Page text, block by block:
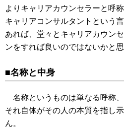
よりキャリアカウンセラーと呼
キャリアコンサルタントという
あれば、堂々とキャリアカウン
ンをすれば良いのではないかと思
■名称と中身
名称というものは単なる呼称、
それ自体がその人の本質を指し
ん。